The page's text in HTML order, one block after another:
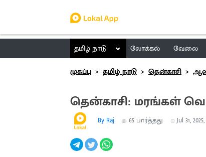
தமிழ் நாடு லோக்கல் வேலை
முகப்பு
தமிழ் நாடு தென்காசி
தென்காசி: மரங்கள்
By Raj 65 பார்த்தது Jul 31,